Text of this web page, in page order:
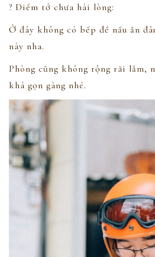
? Điểm tớ chưa hài lòng:
Ở đây không có bếp để nấu ăn
này nha.
Phòng cũng không rộng rãi lắm,
khá gọn gàng nhé.